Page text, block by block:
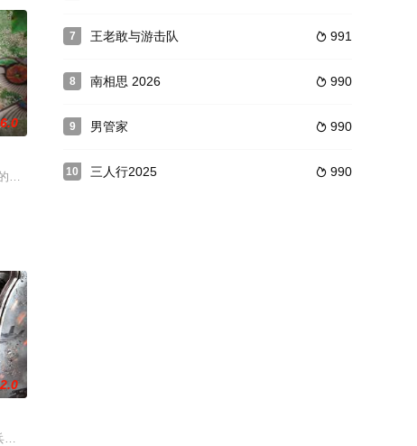
家国的女将军墨青川却十分倾
复查海州市“万氏集团涉黑案”过程中发现疑点，嫌疑人张文清被
6.0
沈家老爷沈晏清（黄维德 饰）与六弟沈晏洲（王瑞昌 饰）同时爱上家境困顿
香是叛徒。麦香是婚前体检查
门流放，楚父以死鸣冤。楚家大小姐楚梓鸢带着滔天恨意，在屠
2.0
院联合举办的小型军事演习中，郭子剑因不满演习流于形式，假传指令要求
7  991
王老敢与游击队
8  990
南相思 2026
9  990
男管家
10  990
三人行2025